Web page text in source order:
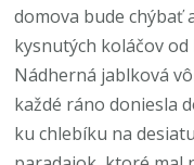
domova bude chýbať
kysnutých koláčov od
Nádherná jablková
každé ráno doniesla
ku chlebíku na